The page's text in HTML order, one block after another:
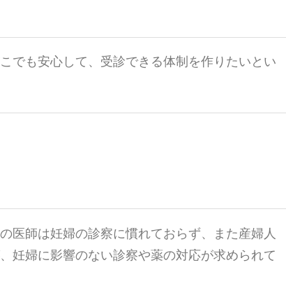
でも安心して、受診できる体制を作りたいとい
医師は妊婦の診察に慣れておらず、また産婦人
妊婦に影響のない診察や薬の対応が求められて